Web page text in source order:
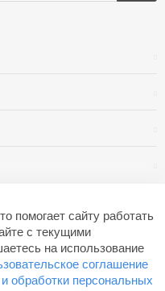
помогает сайту работать
с текущими
на использование
соглашение
обработки персональных